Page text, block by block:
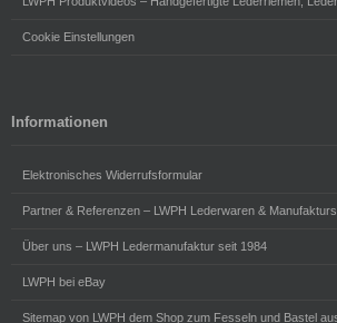
Cookie Einstellungen
Informationen
Elektronisches Widerrufsformular
Partner & Referenzen – LWPH Lederwaren &
Über uns – LWPH Ledermanufaktur seit 1984
LWPH bei eBay
Sitemap von LWPH dem Shop zum Fesseln und Bastel